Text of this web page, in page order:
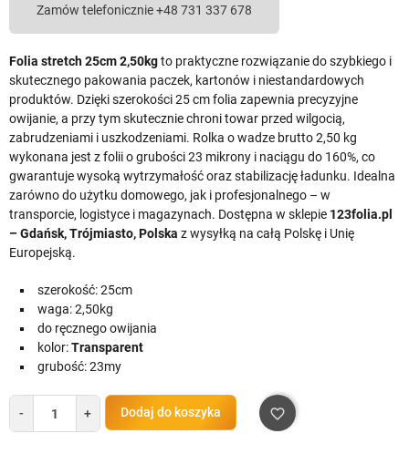
Zamów telefonicznie +48 731 337 678
Folia stretch 25cm 2,50kgto praktyczne rozwiązanie do szybkiego i
skutecznego pakowania paczek, kartonów i niestandardowych
produktów. Dzięki szerokości 25 cm folia zapewnia precyzyjne
owijanie, a przy tym skutecznie chroni towar przed wilgocią,
zabrudzeniami i uszkodzeniami. Rolka o wadze brutto 2,50 kg
wykonana jest z folii o grubości 23 mikrony i naciągu do 160%, co
gwarantuje wysoką wytrzymałość oraz stabilizację ładunku. Idealna
zarówno do użytku domowego, jak i profesjonalnego – w
transporcie, logistyce i magazynach. Dostępna w sklepie 123folia.pl
– Gdańsk, Trójmiasto, Polska z wysyłką na całą Polskę i Unię
Europejską.
szerokość: 25cm
waga: 2,50kg
do ręcznego owijania
kolor:Transparent
grubość: 23my
- + Dodaj do koszyka favorite_border